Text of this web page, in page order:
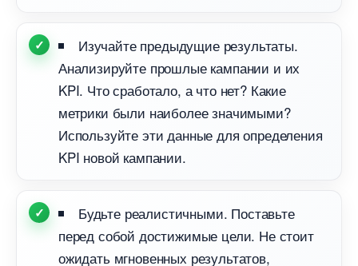
Изучайте предыдущие результаты.
Анализируйте прошлые кампании и их
KPI. Что сработало, а что нет? Какие
метрики были наиболее значимыми?
Используйте эти данные для определения
KPI новой кампании.
Будьте реалистичными. Поставьте
перед собой достижимые цели. Не стоит
ожидать мгновенных результатов,